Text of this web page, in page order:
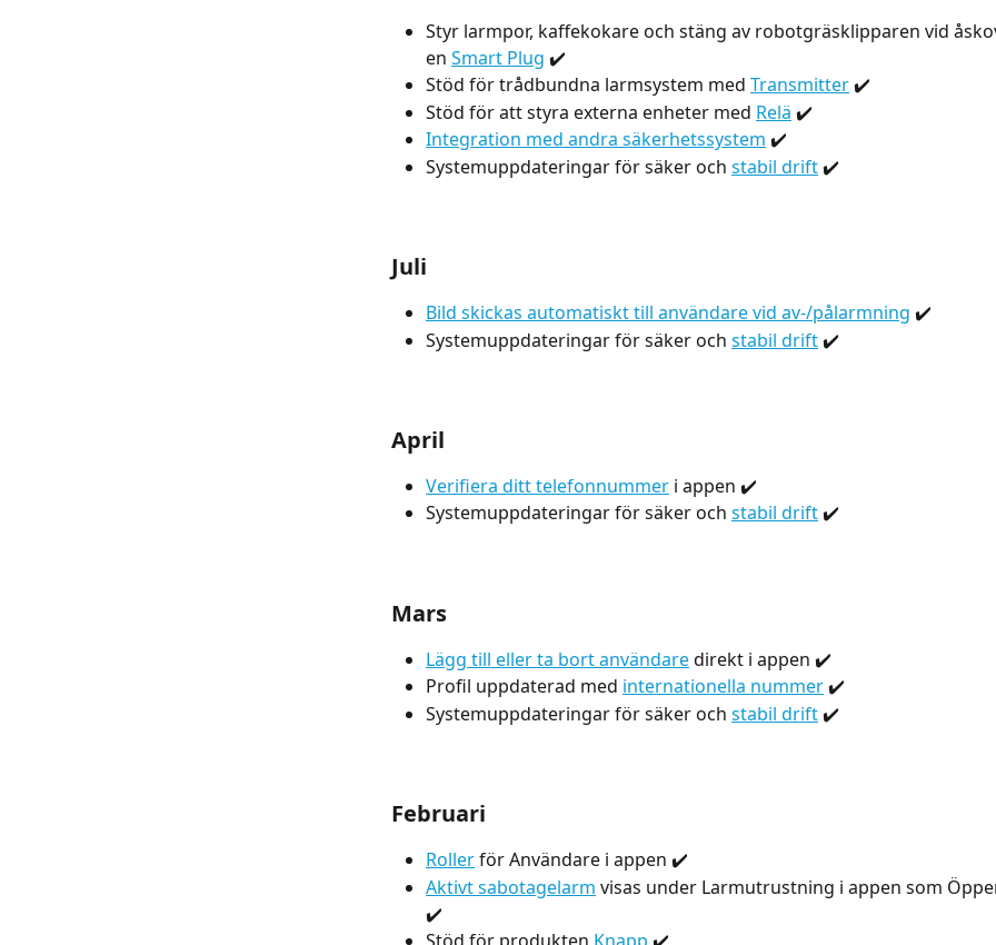
Styr larmpor, kaffekokare och stäng av robotgräsklipparen vid
en Smart Plug ✔️
Stöd för trådbundna larmsystem med Transmitter ✔️
Stöd för att styra externa enheter med Relä ✔️
Integration med andra säkerhetssystem ✔️
Systemuppdateringar för säker och stabil drift ✔️
Juli
Bild skickas automatiskt till användare vid av-/pålarmning ✔️
Systemuppdateringar för säker och stabil drift ✔️
April
Verifiera ditt telefonnummer i appen ✔️
Systemuppdateringar för säker och stabil drift ✔️
Mars
Lägg till eller ta bort användare direkt i appen ✔️
Profil uppdaterad med internationella nummer ✔️
Systemuppdateringar för säker och stabil drift ✔️
Februari
Roller för Användare i appen ✔️
Aktivt sabotagelarm visas under Larmutrustning i appen som
✔️